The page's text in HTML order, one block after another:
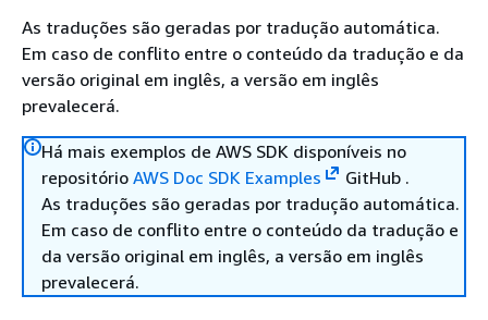
As traduções são geradas por tradução automática.
Em caso de conflito entre o conteúdo da tradução e da
versão original em inglês, a versão em inglês
prevalecerá.
Há mais exemplos de AWS SDK disponíveis no
repositório AWS Doc SDK Examples
GitHub .
As traduções são geradas por tradução automática.
Em caso de conflito entre o conteúdo da tradução e
da versão original em inglês, a versão em inglês
prevalecerá.